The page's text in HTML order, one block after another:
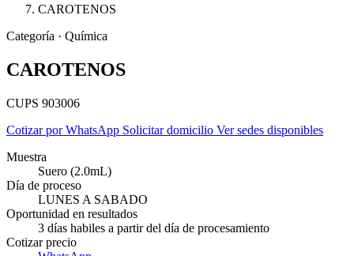
CAROTENOS
Categoría · Química
CAROTENOS
CUPS 903006
Cotizar por WhatsApp Solicitar domicilio Ver sedes disponibles
Muestra
Suero (2.0mL)
Día de proceso
LUNES A SABADO
Oportunidad en resultados
3 días habiles a partir del día de procesamiento
Cotizar precio